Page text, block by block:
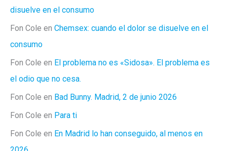
disuelve en el consumo
Fon Cole en Chemsex: cuando el dolor se disuelve en el
consumo
Fon Cole en El problema no es «Sidosa». El problema es
el odio que no cesa.
Fon Cole en Bad Bunny. Madrid, 2 de junio 2026
Fon Cole en Para ti
Fon Cole en En Madrid lo han conseguido, al menos en